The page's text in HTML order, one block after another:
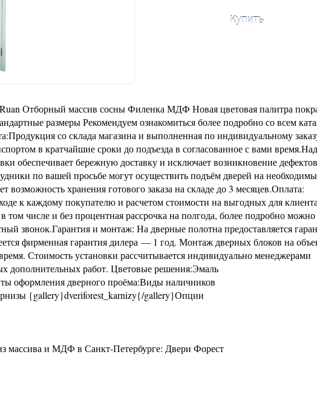
Купить
Отборный массив сосны Филенка МДФ Новая цветовая палитра
размеры Рекомендуем ознакомиться более подробно со всем
со склада магазина и выполненная по индивидуальному
в кратчайшие сроки до подъезда в согласованное с вами
обеспечивает бережную доставку и исключает возникновение дефектов
по вашей просьбе могут осуществить подъём дверей на
возможность хранения готового заказа на складе до 3 месяцев.Оплата:
к каждому покупателю и расчетом стоимости на выгодных для
том числе и без процентная рассрочка на полгода, более подробно можно
звонок.Гарантия и монтаж: На дверные полотна предоставляется
фирменная гарантия дилера — 1 год. Монтаж дверных блоков на
Стоимость установки рассчитывается индивидуально менеджерами
дополнительных работ. Цветовые решения:Эмаль
оформления дверного проёма:Виды наличников
{gallery}dveriforest_karnizy{/gallery}Опции
массива и МДФ в Санкт-Петербурге: Двери Форест